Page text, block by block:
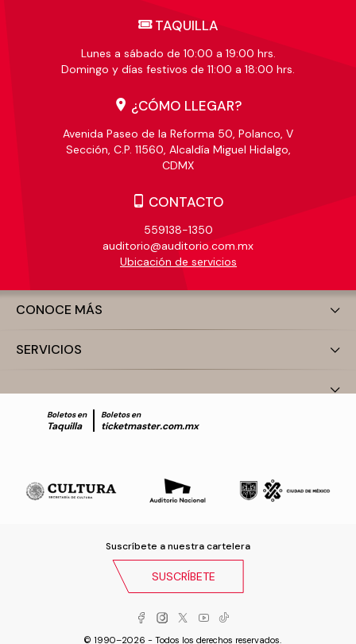
TAQUILLA
Lunes a sábado de 10:00 a 19:00 hrs.
Domingo y días festivos de 11:00 a 18:00 hrs.
¿CÓMO LLEGAR?
Avenida Paseo de la Reforma 50, Polanco, V
Sección, C.P. 11560, Alcaldía Miguel Hidalgo,
CDMX
CONTACTO
559138-1350
auditorio@auditorio.com.mx
Ubicación de servicios
CONOCE MÁS
SERVICIOS
Boletos en
Taquilla
Boletos en
ticketmaster.com.mx
Suscríbete a nuestra cartelera
SUSCRÍBETE
© 1990–2026 - Todos los derechos reservados.